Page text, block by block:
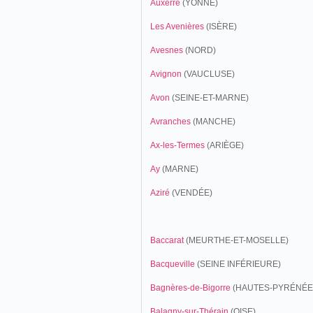
Auxerre (YONNE)
Les Avenières (ISÈRE)
Avesnes (NORD)
Avignon (VAUCLUSE)
Avon (SEINE-ET-MARNE)
Avranches (MANCHE)
Ax-les-Termes (ARIÈGE)
Ay (MARNE)
Aziré (VENDÉE)
Baccarat(MEURTHE-ET-MOSELLE)
Bacqueville (SEINE INFÉRIEURE)
Bagnères-de-Bigorre (HAUTES-